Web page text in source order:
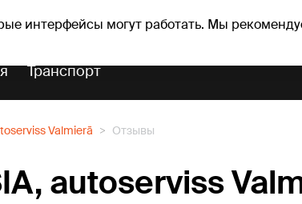
интерфейсы могут работать. Мы
Гороскопы
Транспорт
Valmierā Отзывы
autoserviss